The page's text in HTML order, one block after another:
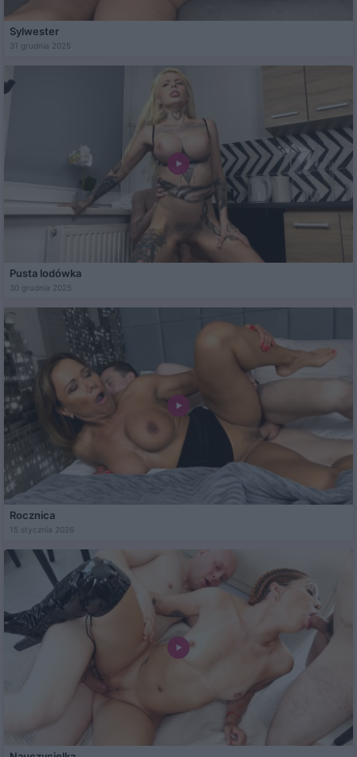
Sylwester
31 grudnia 2025
Pusta lodówka
30 grudnia 2025
Rocznica
15 stycznia 2026